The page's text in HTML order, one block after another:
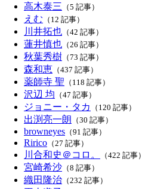
高木泰三 （5 記事）
えむ （12 記事）
川井拓也 （42 記事）
蓮井慎也 （26 記事）
秋葉秀樹 （73 記事）
森和恵 （437 記事）
薬師寺 聖 （118 記事）
沢辺 均 （47 記事）
ジョニー・タカ （120 記事）
出渕亮一朗 （30 記事）
browneyes （91 記事）
Ririco （27 記事）
川合和史＠コロ。 （422 記事）
宮崎希沙 （8 記事）
織田隆治 （232 記事）